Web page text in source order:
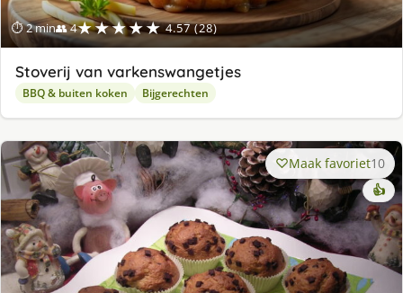
⏱ 2 min👥 4★★★★★ 4.57 (28)
Stoverij van varkenswangetjes
BBQ & buiten koken Bijgerechten
Maak favoriet10
👍